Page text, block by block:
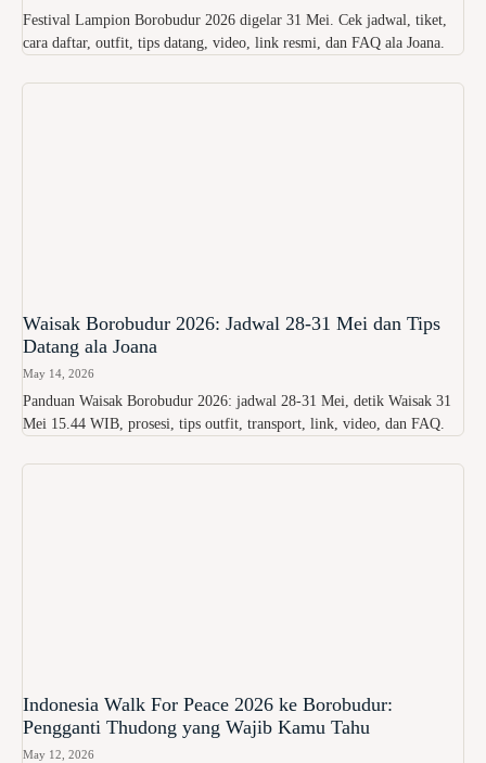
Festival Lampion Borobudur 2026 digelar 31 Mei. Cek jadwal, tiket,
cara daftar, outfit, tips datang, video, link resmi, dan FAQ ala Joana.
Waisak Borobudur 2026: Jadwal 28-31 Mei dan Tips
Datang ala Joana
May 14, 2026
Panduan Waisak Borobudur 2026: jadwal 28-31 Mei, detik Waisak 31
Mei 15.44 WIB, prosesi, tips outfit, transport, link, video, dan FAQ.
Indonesia Walk For Peace 2026 ke Borobudur:
Pengganti Thudong yang Wajib Kamu Tahu
May 12, 2026